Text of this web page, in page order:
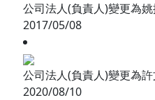
公司法人(負責人)變更為
2017/05/08
公司法人(負責人)變更為
2020/08/10